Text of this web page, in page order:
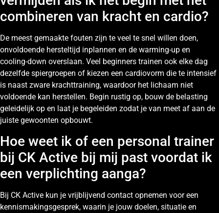
combineren van kracht en cardio?
De meest gemaakte fouten zijn te veel te snel willen doen,
onvoldoende hersteltijd inplannen en de warming-up en
cooling-down overslaan. Veel beginners trainen ook elke dag
dezelfde spiergroepen of kiezen een cardiovorm die te intensief
is naast zware krachttraining, waardoor het lichaam niet
voldoende kan herstellen. Begin rustig op, bouw de belasting
geleidelijk op en laat je begeleiden zodat je van meet af aan de
juiste gewoonten opbouwt.
Hoe weet ik of een personal trainer
bij CK Active bij mij past voordat ik
een verplichting aanga?
Bij CK Active kun je vrijblijvend contact opnemen voor een
kennismakingsgesprek, waarin je jouw doelen, situatie en